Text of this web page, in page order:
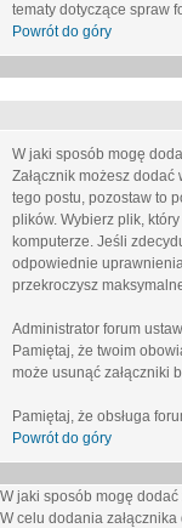
tematy dotyczące spraw
Powrót do góry
W jaki sposób mogę
Załącznik możesz
tego postu, pozostaw to
plików. Wybierz plik,
komputerze. Jeśli
odpowiednie
przekroczysz
Administrator forum
Pamiętaj, że twoim
może usunąć załączniki
Pamiętaj, że obsługa
Powrót do góry
W jaki sposób mogę
W celu dodania